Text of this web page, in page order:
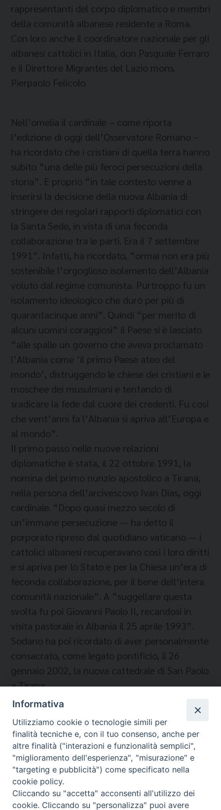
rappresentanti del corpo diplomatico e membri
della comunità albanese residente a Roma.
Con loro anche il coordinatore nazionale per gli
albanesi cattolici in Italia, don Pasquale Ferraro
e il Direttore Migrantes del Lazio mons.
Pierpaolo Felicolo.
Nell’omelia il cardinale – come riporta
l’edizione di oggi dell’Osservatore Romano –
ha ricordato che i cristiani di quella terra hanno
subito “una delle più feroci persecuzioni della
storia”. E proprio “in tale contesto venne a
inserirsi la decisione della nuova Albania di
stringere dei regolari rapporti diplomatici con
la Santa Sede, in vista di una feconda
collaborazione tra le parti. Era il 7 settembre
1991”. Infatti, ha ricordato, “ormai non era più
sostenibile l’orgoglioso isolamento dell’Albania
voluto dal regime comunista. Purtroppo fu un
isolamento ideologico che durò per più di
quarantacinque anni”. Quindi “per merito di
alcuni uomini coraggiosi” il Paese si è lasciato
“alle spalle un governo che aveva proclamato
l’Albania come ‘il primo Paese ateo del
mondo’, distruggendo le chiese dei cristiani e le
moschee dei musulmani e tentando di
sradicare la fede dal cuore dei credenti. Fu così
che vent’anni fa l’Albania si apriva all’Europa e
al mondo”.
Il primo passo nelle nuove relazioni
diplomatiche è stata, il 22 ottobre 1991, la
nomina del primo nunzio apostolico a Tirana,
nella persona dell’arcivescovo Ivan Dias, oggi
cardinale. “Dopo quasi mezzo secolo di
un’immane persecuzione — ha detto il
porporato ripreso dal quotidiano vaticano — i
cattolici albanesi recuperavano così i loro diritti
e si apriva per lo Stato e per la Chiesa un’era di
feconda collaborazione, per il bene dell’intera
comunità nazionale”. A “suggellare questa
svolta fu poi Giovanni Paolo II, recandosi in
visita pastorale in Albania il 25 aprile 1993”.
Sodano ha poi ricordato di aver personalmente
consacrato, come legato pontificio, il 26
gennaio 2002, la nuova cattedrale di San Paolo
a Tirana.
Migrantes Online
Informativa
Utilizziamo cookie o tecnologie simili per
finalità tecniche e, con il tuo consenso, anche per
altre finalità ("interazioni e funzionalità semplici",
"miglioramento dell'esperienza", "misurazione" e
"targeting e pubblicità") come specificato nella
cookie policy.
Cliccando su "accetta" acconsenti all'utilizzo dei
cookie. Cliccando su "personalizza" puoi avere